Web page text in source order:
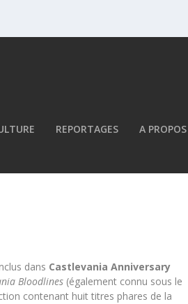
REPORTAGES A PROPOS
dans Castlevania Anniversary
Bloodlines (également connu sous le
contenant huit titres phares de la